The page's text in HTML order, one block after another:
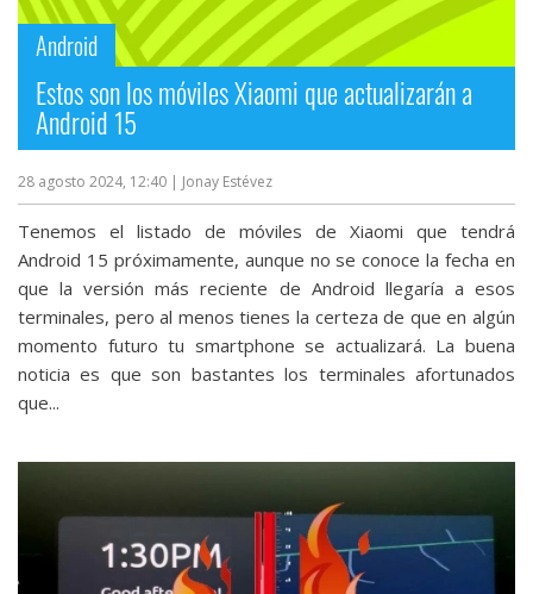
Android
Estos son los móviles Xiaomi que actualizarán a
Android 15
28 agosto 2024, 12:40 | Jonay Estévez
Tenemos el listado de móviles de Xiaomi que tendrá
Android 15 próximamente, aunque no se conoce la fecha en
que la versión más reciente de Android llegaría a esos
terminales, pero al menos tienes la certeza de que en algún
momento futuro tu smartphone se actualizará. La buena
noticia es que son bastantes los terminales afortunados
que...